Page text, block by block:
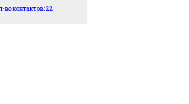
во контактов: 22